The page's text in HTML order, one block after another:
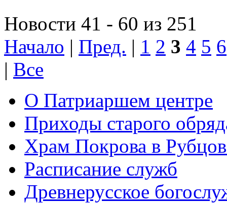
Новости 41 - 60 из 251
Начало | Пред. | 1 2 3 4 5 6
| Все
О Патриаршем центре
Приходы старого
Храм Покрова в
Расписание служб
Древнерусское